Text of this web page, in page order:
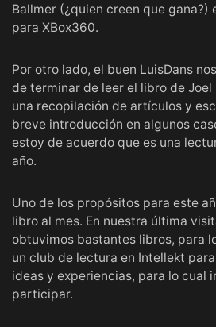
Ballmer (¿quien creen que gana?)
para XBox360.
Por otro lado, el buen LuisDans
de terminar de leer el libro de Joel
una recopilación de artículos y
breve introducción en algunos
estoy de acuerdo que es una
año.
Uno de los propósitos para este
libro al mes. En nuestra última
obtuvimos bastantes libros, para
un club de lectura en Intellekt
ideas y experiencias, para lo cual
participar.